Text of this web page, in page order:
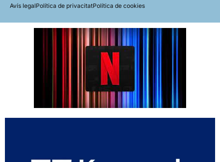
Avís legalPolítica de privacitatPolítica de cookies